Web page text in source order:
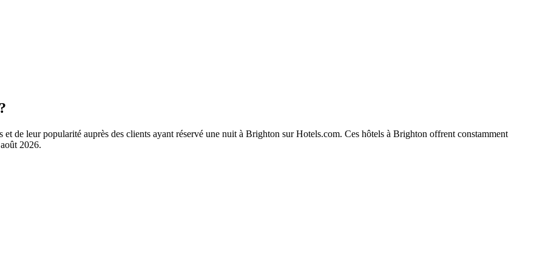
de leur popularité auprès des clients ayant réservé une nuit à Brighton sur Hotels.com. Ces hôtels à Brighton offrent constamment
2026.